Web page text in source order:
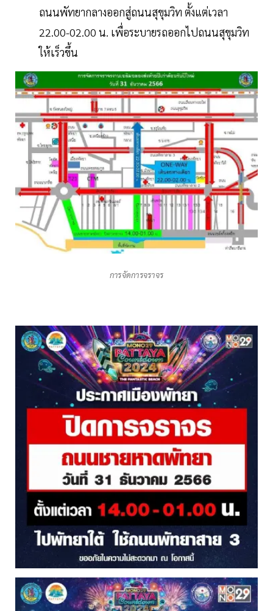
ถนนพัทยากลางออกสู่ถนนสุขุมวิท ตั้งแต่เวลา
22.00-02.00 น. เพื่อระบายรถออกไปถนนสุขุมวิท
ให้เร็วขึ้น
การจัดการจราจร